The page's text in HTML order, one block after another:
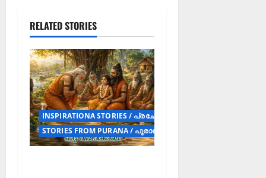
RELATED STORIES
INSPIRATIONA STORIES / പ്രചോദക കഥകൾ (STORY)
STORIES FROM PURANA / പുരാണ കഥകൾ (STORY)